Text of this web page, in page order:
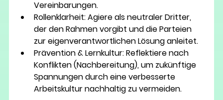
Vereinbarungen.
Rollenklarheit: Agiere als neutraler Dritter,
der den Rahmen vorgibt und die Parteien
zur eigenverantwortlichen Lösung anleitet.
Prävention & Lernkultur: Reflektiere nach
Konflikten (Nachbereitung), um zukünftige
Spannungen durch eine verbesserte
Arbeitskultur nachhaltig zu vermeiden.